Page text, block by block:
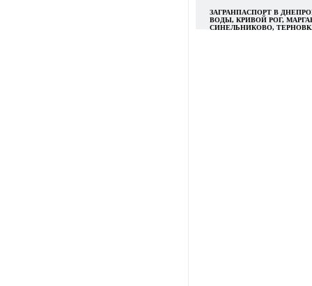
ЗАГРАНПАСПОРТ В
ВОДЫ, КРИВОЙ РОГ,
СИНЕЛЬНИКОВО,